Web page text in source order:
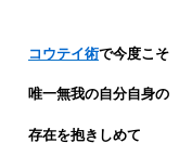
コウテイ術で今度こそ
唯一無我の自分自身の
存在を抱きしめて